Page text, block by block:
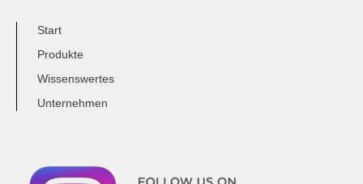
Start
Produkte
Wissenswertes
Unternehmen